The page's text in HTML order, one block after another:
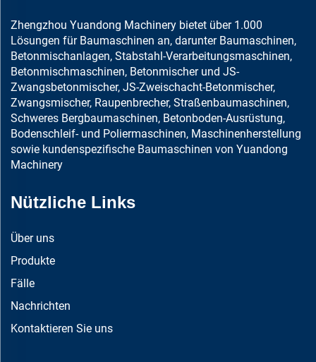
Zhengzhou Yuandong Machinery bietet über 1.000
Lösungen für Baumaschinen an, darunter Baumaschinen,
Betonmischanlagen, Stabstahl-Verarbeitungsmaschinen,
Betonmischmaschinen, Betonmischer und JS-
Zwangsbetonmischer, JS-Zweischacht-Betonmischer,
Zwangsmischer, Raupenbrecher, Straßenbaumaschinen,
Schweres Bergbaumaschinen, Betonboden-Ausrüstung,
Bodenschleif- und Poliermaschinen, Maschinenherstellung
sowie kundenspezifische Baumaschinen von Yuandong
Machinery
Nützliche Links
Über uns
Produkte
Fälle
Nachrichten
Kontaktieren Sie uns